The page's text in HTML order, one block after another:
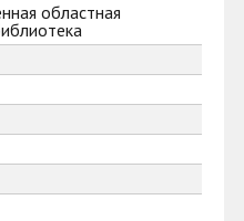
областная